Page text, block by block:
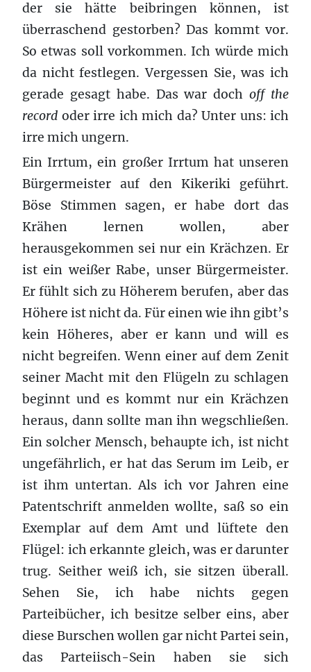
der sie hätte beibringen können, ist
überraschend gestorben? Das kommt vor.
So etwas soll vorkommen. Ich würde mich
da nicht festlegen. Vergessen Sie, was ich
gerade gesagt habe. Das war dochoff the
record oder irre ich mich da? Unter uns: ich
irre mich ungern.
Ein Irrtum, ein großer Irrtum hat unseren
Bürgermeister auf den Kikeriki geführt.
Böse Stimmen sagen, er habe dort das
Krähen lernen wollen, aber
herausgekommen sei nur ein Krächzen. Er
ist ein weißer Rabe, unser Bürgermeister.
Er fühlt sich zu Höherem berufen, aber das
Höhere ist nicht da. Für einen wie ihn gibt’s
kein Höheres, aber er kann und will es
nicht begreifen. Wenn einer auf dem Zenit
seiner Macht mit den Flügeln zu schlagen
beginnt und es kommt nur ein Krächzen
heraus, dann sollte man ihn wegschließen.
Ein solcher Mensch, behaupte ich, ist nicht
ungefährlich, er hat das Serum im Leib, er
ist ihm untertan. Als ich vor Jahren eine
Patentschrift anmelden wollte, saß so ein
Exemplar auf dem Amt und lüftete den
Flügel: ich erkannte gleich, was er darunter
trug. Seither weiß ich, sie sitzen überall.
Sehen Sie, ich habe nichts gegen
Parteibücher, ich besitze selber eins, aber
diese Burschen wollen gar nicht Partei sein,
das Parteiisch-Sein haben sie sich